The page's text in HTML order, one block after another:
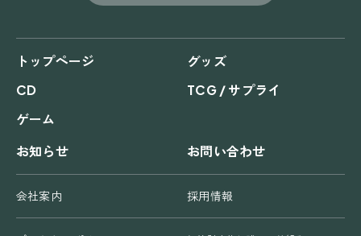
トップページ
グッズ
CD
TCG / サプライ
ゲーム
お知らせ
お問い合わせ
会社案内 採用情報